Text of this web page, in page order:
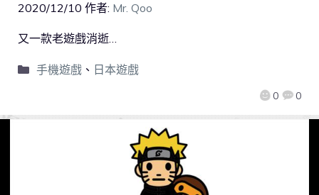
2020/12/10 作者: Mr. Qoo
0 0
又一款老遊戲消逝…
手機遊戲、 日本遊戲